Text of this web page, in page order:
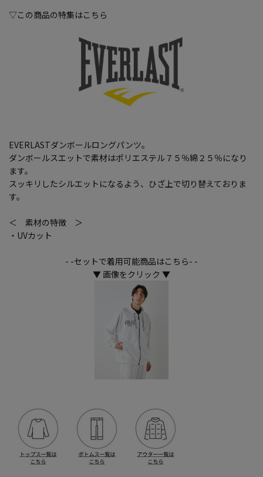
▽この商品の特集はこちら
EVERLASTダンボールロングパンツ。
ダンボールスエットで素材はポリエステル７５％綿２５％になり
ます。
スッキリしたシルエットになるよう、ひざ上で切り替えておりま
す。
＜ 素材の特徴 ＞
・UVカット
- -セットで着用可能商品はこちら- -
▼ 画像をクリック ▼